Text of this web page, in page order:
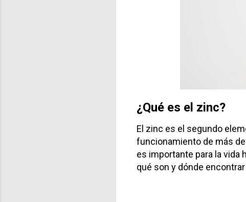
¿Qué es el zinc?
El zinc es el segundo
funcionamiento de más
es importante para la vida
qué son y dónde